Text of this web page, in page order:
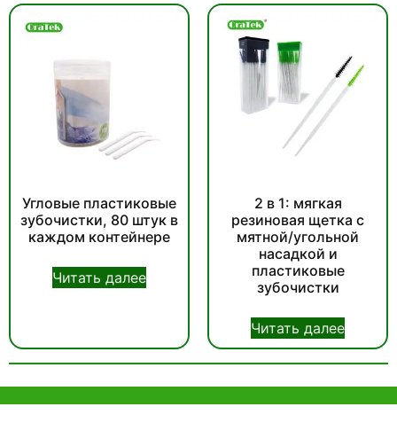
Угловые пластиковые
зубочистки, 80 штук в
каждом контейнере
Читать далее
2 в 1: мягкая
резиновая щетка с
мятной/угольной
насадкой и
пластиковые
зубочистки
Читать далее